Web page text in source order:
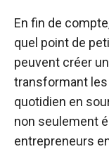
En fin de
quel point de
peuvent créer
transformant
quotidien en
non seulement
entrepreneurs